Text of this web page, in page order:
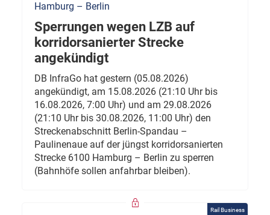
Hamburg – Berlin
Sperrungen wegen LZB auf
korridorsanierter Strecke
angekündigt
DB InfraGo hat gestern (05.08.2026)
angekündigt, am 15.08.2026 (21:10 Uhr bis
16.08.2026, 7:00 Uhr) und am 29.08.2026
(21:10 Uhr bis 30.08.2026, 11:00 Uhr) den
Streckenabschnitt Berlin-Spandau –
Paulinenaue auf der jüngst korridorsanierten
Strecke 6100 Hamburg – Berlin zu sperren
(Bahnhöfe sollen anfahrbar bleiben).
Rail Business